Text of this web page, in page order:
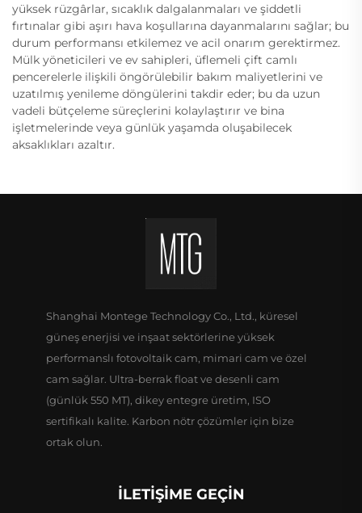
yüksek rüzgârlar, sıcaklık dalgalanmaları ve şiddetli
fırtınalar gibi aşırı hava koşullarına dayanmalarını sağlar; bu
durum performansı etkilemez ve acil onarım gerektirmez.
Mülk yöneticileri ve ev sahipleri, üflemeli çift camlı
pencerelerle ilişkili öngörülebilir bakım maliyetlerini ve
uzatılmış yenileme döngülerini takdir eder; bu da uzun
vadeli bütçeleme süreçlerini kolaylaştırır ve bina
işletmelerinde veya günlük yaşamda oluşabilecek
aksaklıkları azaltır.
Shanghai Montege Technology Co., Ltd., küresel
güneş enerjisi ve inşaat sektörlerine yüksek
performanslı fotovoltaik cam, mimari cam ve özel
cam sağlar. Ultra-berrak float ve desenli cam
(günlük 550 MT), dikey entegre üretim, ISO
sertifikalı kalite. Karbon nötr çözümler için bize
ortak olun.
İLETIŞIME GEÇIN